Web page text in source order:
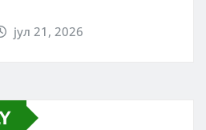
јул 21, 2026